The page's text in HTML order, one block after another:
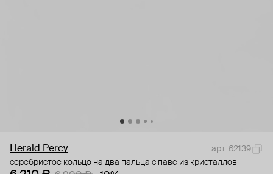
Herald Percy
арт. 62139
серебристое кольцо на два пальца с паве из кристаллов